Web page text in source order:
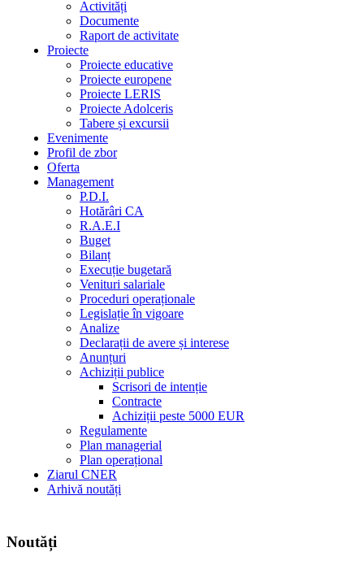
Activități
Documente
Raport de activitate
Proiecte
Proiecte educative
Proiecte europene
Proiecte LERIS
Proiecte Adolceris
Tabere și excursii
Evenimente
Profil de zbor
Oferta
Management
P.D.I.
Hotărâri CA
R.A.E.I
Buget
Bilanț
Execuție bugetară
Venituri salariale
Proceduri operaționale
Legislație în vigoare
Analize
Declarații de avere și interese
Anunțuri
Achiziții publice
Scrisori de intenție
Contracte
Achiziții peste 5000 EUR
Regulamente
Plan managerial
Plan operațional
Ziarul CNER
Arhivă noutăți
Noutăți